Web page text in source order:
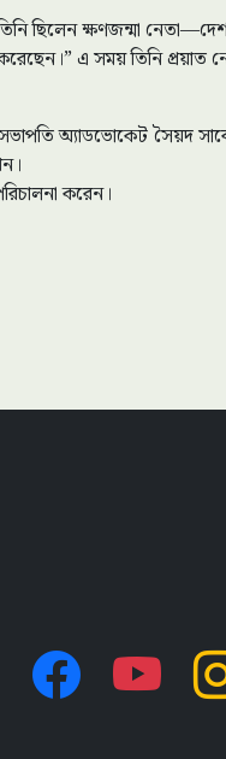
ছিলেন ক্ষণজন্মা
এ সময় তিনি প্রয়াত
অ্যাডভোকেট সৈয়দ
করেন।